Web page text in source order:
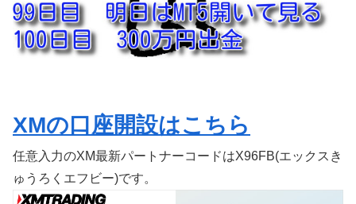
XMの口座開設はこちら
任意入力のXM最新パートナーコードはX96FB(エックスき
ゅうろくエフビー)です。